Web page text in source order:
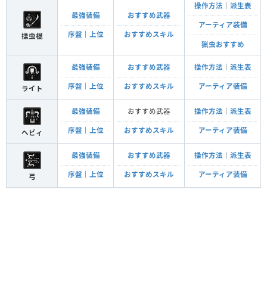
操虫棍
最強装備
序盤 上位
おすすめ武器
おすすめスキル
操作方法 派生表
アーティア装備
猟虫おすすめ
ライト
最強装備
序盤 上位
おすすめ武器
おすすめスキル
操作方法 派生表
アーティア装備
ヘビィ
最強装備
序盤 上位
おすすめ武器
おすすめスキル
操作方法 派生表
アーティア装備
弓
最強装備
序盤 上位
おすすめ武器
おすすめスキル
操作方法 派生表
アーティア装備